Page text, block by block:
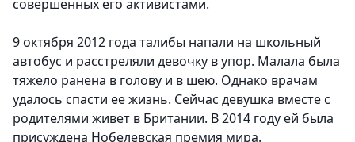
совершенных его активистами.
9 октября 2012 года талибы напали на школьный
автобус и расстреляли девочку в упор. Малала была
тяжело ранена в голову и в шею. Однако врачам
удалось спасти ее жизнь. Сейчас девушка вместе с
родителями живет в Британии. В 2014 году ей была
присуждена Нобелевская премия мира.